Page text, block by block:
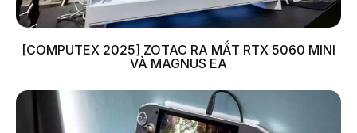
[COMPUTEX 2025] ZOTAC RA MẮT RTX 5060 MINI
VÀ MAGNUS EA